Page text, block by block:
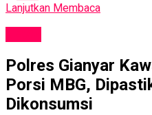
Lanjutkan Membaca
Polres Gianyar
Porsi MBG,
Dikonsumsi